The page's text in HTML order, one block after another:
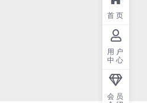
首页
用户
中心
会员